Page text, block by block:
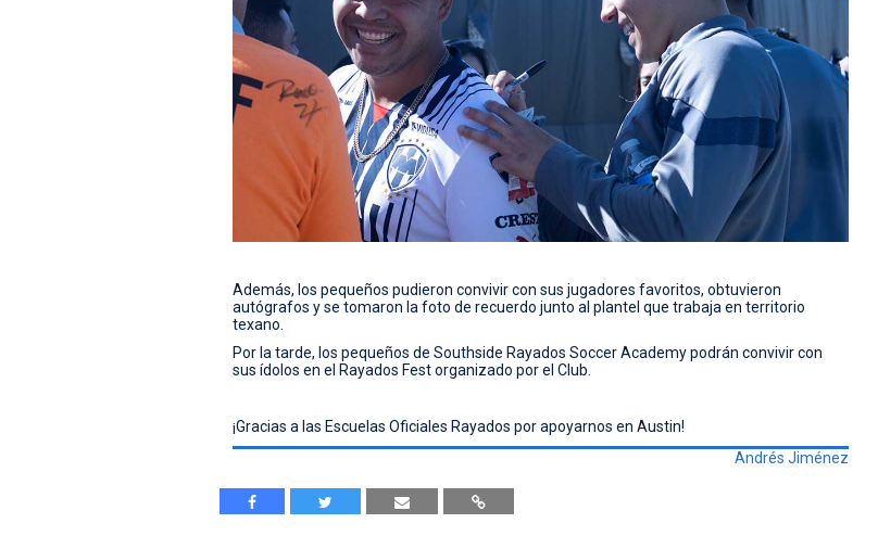
Además, los pequeños pudieron convivir con sus jugadores favoritos, obtuvieron
autógrafos y se tomaron la foto de recuerdo junto al plantel que trabaja en territorio
texano.
Por la tarde, los pequeños de Southside Rayados Soccer Academy podrán convivir con
sus ídolos en el Rayados Fest organizado por el Club.
¡Gracias a las Escuelas Oficiales Rayados por apoyarnos en Austin!
Andrés Jiménez